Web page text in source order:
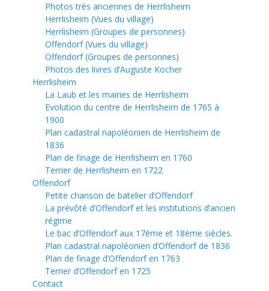
Photos très anciennes de Herrlisheim
Herrlisheim (Vues du village)
Herrlisheim (Groupes de personnes)
Offendorf (Vues du village)
Offendorf (Groupes de personnes)
Photos des livres d’Auguste Kocher
Herrlisheim
La Laub et les mairies de Herrlisheim
Evolution du centre de Herrlisheim de 1765 à
1900
Plan cadastral napoléonien de Herrlisheim de
1836
Plan de finage de Herrlisheim en 1760
Terrier de Herrlisheim en 1722
Offendorf
Petite chanson de batelier d’Offendorf
La prévôté d’Offendorf et les institutions d’ancien
régime
Le bac d’Offendorf aux 17ème et 18ème siècles.
Plan cadastral napoléonien d’Offendorf de 1836
Plan de finage d’Offendorf en 1763
Terrier d’Offendorf en 1725
Contact